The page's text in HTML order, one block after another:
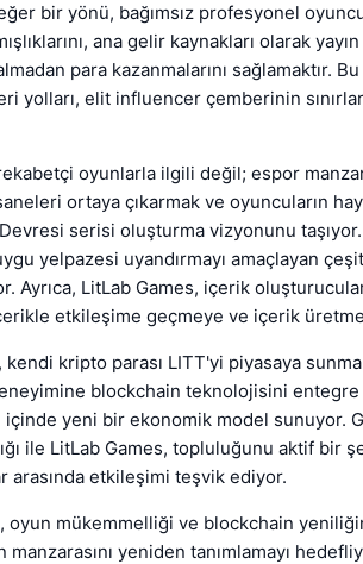
bir yönü, bağımsız profesyonel
ana gelir kaynakları olarak
para kazanmalarını sağlamaktır.
yolları, elit influencer çemberinin
oyunlarla ilgili değil; espor
ortaya çıkarmak ve oyuncuların
serisi oluşturma vizyonunu
yelpazesi uyandırmayı amaçlayan
Ayrıca, LitLab Games, içerik
etkileşime geçmeye ve içerik
kendi kripto parası LITT'yi piyasaya
blockchain teknolojisini
yeni bir ekonomik model sunuyor.
ile LitLab Games, topluluğunu aktif bir
arasında etkileşimi teşvik ediyor.
oyun mükemmelliği ve blockchain
yeniden tanımlamayı